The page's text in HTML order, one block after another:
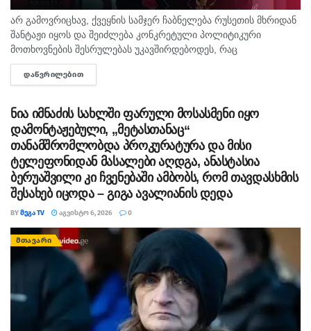
არ გამოვრიცხავ, ქვეყნის სამჯერ ჩაბნელება რუსეთის მხრიდან
შანტაჟი იყოს და შეიძლება კონკრეტული პოლიტიკური
მოთხოვნების შესრულებას უკავშირდებოდეს, რაც
ხელისუფლებისთვის ძნელად ასახსნელია საზოგადოებისთვის.
ვფიქრობ, ეს მოთხოვნები უფრო ოკუპირებულ რეგიონებს უნდა
ᲓᲐᲬᲕᲠᲘᲚᲔᲑᲘᲗ
ნია იმნაძის სახლში ფარული მოსასმენი იყო
დამონტაჟებული, „მეტასთანაც“
თანამშრომლობდა პროკურატურა და მისი
ტელეფონიდან მასალები აღდგა, ანასტასია
ბერუაშვილი კი ჩვენებაში ამბობს, რომ თავდასხმის
შესახებ იცოდა – გიგა ავალიანის დედა
BYᲛᲔᲒᲐ TV ᲐᲒᲕᲘᲡᲢᲝ 6, 2026 0
ᲛᲗᲐᲕᲐᲠᲘ